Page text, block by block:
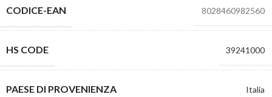
CODICE-EAN 8028460982560
HS CODE 39241000
PAESE DI PROVENIENZA Italia